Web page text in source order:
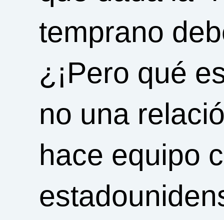
temprano
¿¡Pero qué
no una
hace equipo